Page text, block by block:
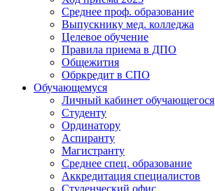
Среднее проф. образование
Выпускнику мед. колледжа
Целевое обучение
Правила приема в ДПО
Общежития
Обркредит в СПО
Обучающемуся
Личный кабинет обучающегося
Студенту
Ординатору
Аспиранту
Магистранту
Среднее спец. образование
Аккредитация специалистов
Студенческий офис